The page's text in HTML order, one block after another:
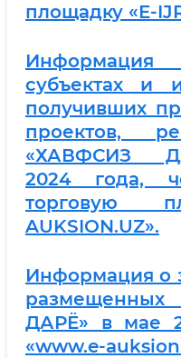
площадку «E-
Информация
субъектах и
получивших
проектов,
«ХАВФСИЗ
2024 года,
торговую
AUKSION.UZ».
Информация о
ДАРЁ» в мае
«www.e-